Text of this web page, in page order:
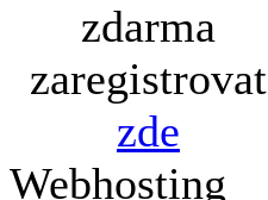
zdarma
zaregistrovat
zde
Webhosting